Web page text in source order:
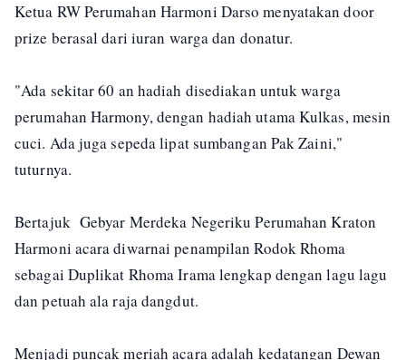
Ketua RW Perumahan Harmoni Darso menyatakan door
prize berasal dari iuran warga dan donatur.
"Ada sekitar 60 an hadiah disediakan untuk warga
perumahan Harmony, dengan hadiah utama Kulkas, mesin
cuci. Ada juga sepeda lipat sumbangan Pak Zaini,"
tuturnya.
Bertajuk Gebyar Merdeka Negeriku Perumahan Kraton
Harmoni acara diwarnai penampilan Rodok Rhoma
sebagai Duplikat Rhoma Irama lengkap dengan lagu lagu
dan petuah ala raja dangdut.
Menjadi puncak meriah acara adalah kedatangan Dewan